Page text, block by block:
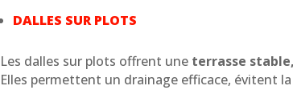
DALLES SUR PLOTS
Les dalles sur plots offrent une terrasse
Elles permettent un drainage efficace, évitent